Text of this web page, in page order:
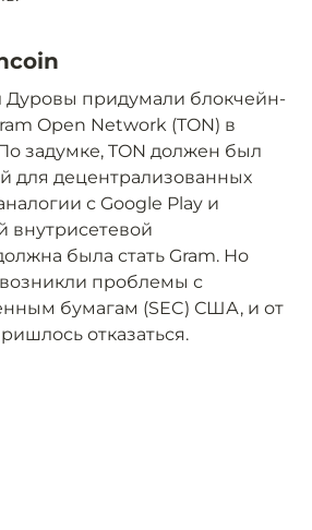
Дуровы придумали блокчейн-
Open Network (TON) в
задумке, TON должен был
для децентрализованных
с Google Play и
внутрисетевой
была стать Gram. Но
проблемы с
бумагам (SEC) США, и от
отказаться.